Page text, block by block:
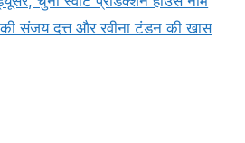
e a
Li
की संजय दत्त और रवीना टंडन की खास